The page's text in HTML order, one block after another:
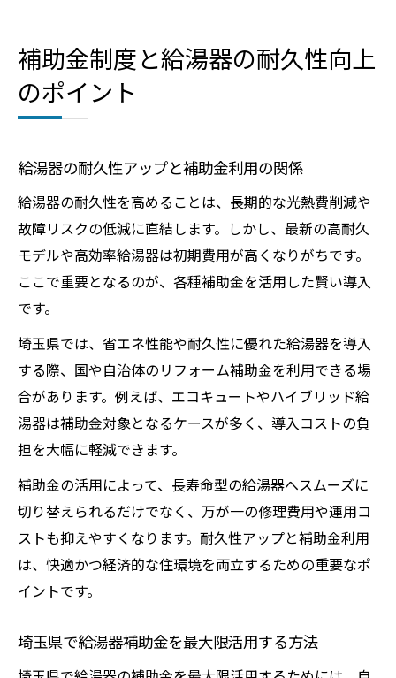
補助金制度と給湯器の耐久性向上
のポイント
給湯器の耐久性アップと補助金利用の関係
給湯器の耐久性を高めることは、長期的な光熱費削減や
故障リスクの低減に直結します。しかし、最新の高耐久
モデルや高効率給湯器は初期費用が高くなりがちです。
ここで重要となるのが、各種補助金を活用した賢い導入
です。
埼玉県では、省エネ性能や耐久性に優れた給湯器を導入
する際、国や自治体のリフォーム補助金を利用できる場
合があります。例えば、エコキュートやハイブリッド給
湯器は補助金対象となるケースが多く、導入コストの負
担を大幅に軽減できます。
補助金の活用によって、長寿命型の給湯器へスムーズに
切り替えられるだけでなく、万が一の修理費用や運用コ
ストも抑えやすくなります。耐久性アップと補助金利用
は、快適かつ経済的な住環境を両立するための重要なポ
イントです。
埼玉県で給湯器補助金を最大限活用する方法